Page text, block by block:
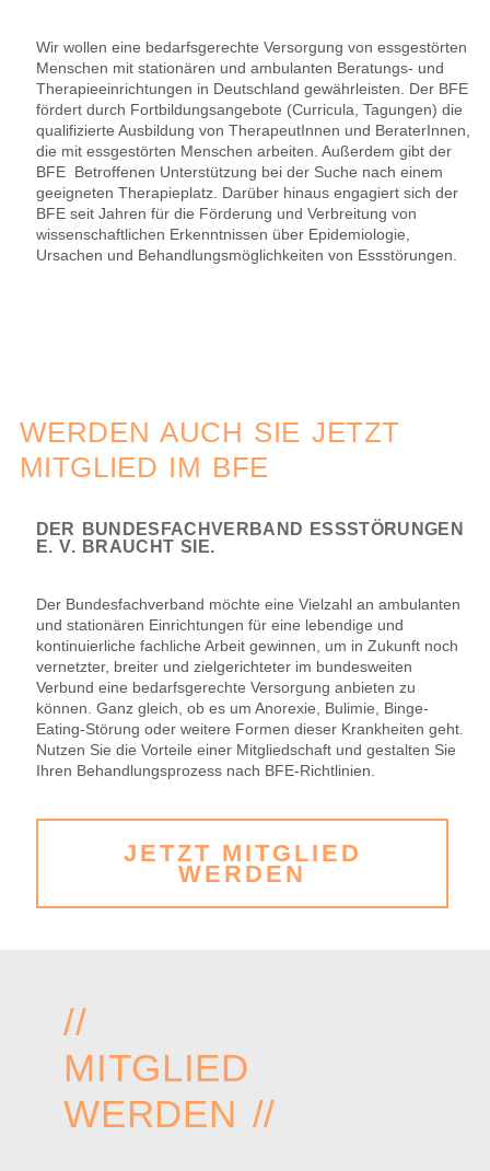
Wir wollen eine bedarfsgerechte Versorgung von essgestörten
Menschen mit stationären und ambulanten Beratungs- und
Therapieeinrichtungen in Deutschland gewährleisten. Der BFE
fördert durch Fortbildungsangebote (Curricula, Tagungen) die
qualifizierte Ausbildung von TherapeutInnen und BeraterInnen,
die mit essgestörten Menschen arbeiten. Außerdem gibt der
BFE Betroffenen Unterstützung bei der Suche nach einem
geeigneten Therapieplatz. Darüber hinaus engagiert sich der
BFE seit Jahren für die Förderung und Verbreitung von
wissenschaftlichen Erkenntnissen über Epidemiologie,
Ursachen und Behandlungsmöglichkeiten von Essstörungen.
WERDEN AUCH SIE JETZT
MITGLIED IM BFE
DER BUNDESFACHVERBAND ESSSTÖRUNGEN
E. V. BRAUCHT SIE.
Der Bundesfachverband möchte eine Vielzahl an ambulanten
und stationären Einrichtungen für eine lebendige und
kontinuierliche fachliche Arbeit gewinnen, um in Zukunft noch
vernetzter, breiter und zielgerichteter im bundesweiten
Verbund eine bedarfsgerechte Versorgung anbieten zu
können. Ganz gleich, ob es um Anorexie, Bulimie, Binge-
Eating-Störung oder weitere Formen dieser Krankheiten geht.
Nutzen Sie die Vorteile einer Mitgliedschaft und gestalten Sie
Ihren Behandlungsprozess nach BFE-Richtlinien.
JETZT MITGLIED
WERDEN
//
MITGLIED
WERDEN //